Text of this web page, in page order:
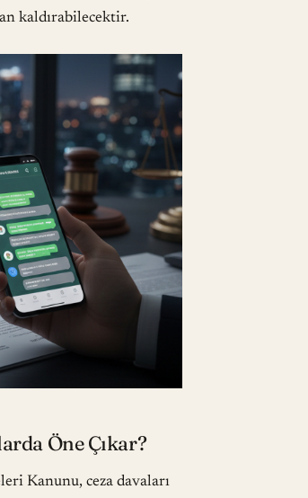
kaldırabilecektir.
Öne Çıkar?
Kanunu, ceza davaları